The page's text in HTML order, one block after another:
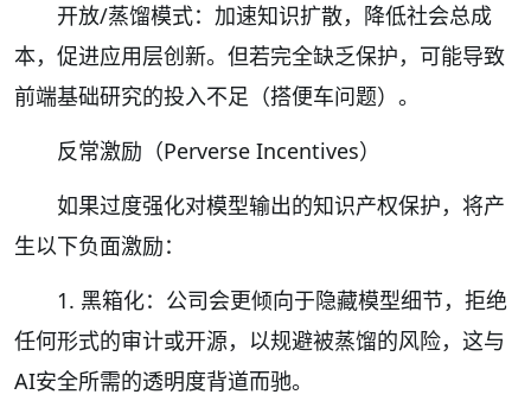
开放/蒸馏模式：加速知识扩散，降低社会总成
本，促进应用层创新。但若完全缺乏保护，可能导致
前端基础研究的投入不足（搭便车问题）。
反常激励（Perverse Incentives）
如果过度强化对模型输出的知识产权保护，将产
生以下负面激励：
1. 黑箱化：公司会更倾向于隐藏模型细节，拒绝
任何形式的审计或开源，以规避被蒸馏的风险，这与
AI安全所需的透明度背道而驰。